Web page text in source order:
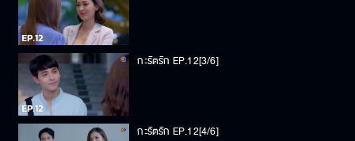
กะรัตรัก EP.12[3/6]
กะรัตรัก EP.12[4/6]